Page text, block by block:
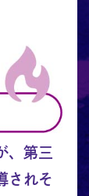
、第三
されそ